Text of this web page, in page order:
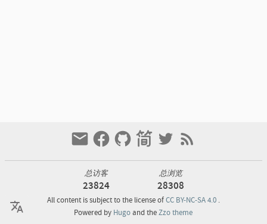
总访客
23824
总浏览
28308
All content is subject to the license ofCC BY-NC-SA 4.0.
Powered by Hugoand theZzo theme